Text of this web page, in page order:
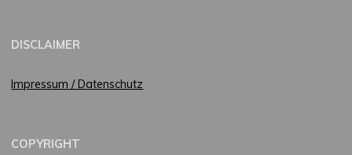
DISCLAIMER
Impressum / Datenschutz
COPYRIGHT